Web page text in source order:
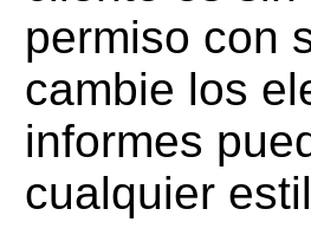
permiso con
cambie los
informes
cualquier